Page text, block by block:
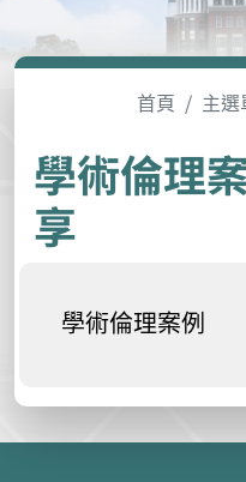
首頁 主選
學術倫理
享
學術倫理案例